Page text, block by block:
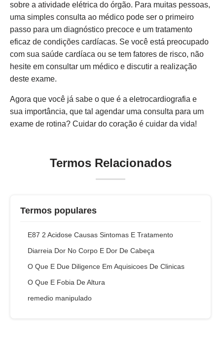
sobre a atividade elétrica do órgão. Para muitas pessoas,
uma simples consulta ao médico pode ser o primeiro
passo para um diagnóstico precoce e um tratamento
eficaz de condições cardíacas. Se você está preocupado
com sua saúde cardíaca ou se tem fatores de risco, não
hesite em consultar um médico e discutir a realização
deste exame.
Agora que você já sabe o que é a eletrocardiografia e
sua importância, que tal agendar uma consulta para um
exame de rotina? Cuidar do coração é cuidar da vida!
Termos Relacionados
Termos populares
E87 2 Acidose Causas Sintomas E Tratamento
Diarreia Dor No Corpo E Dor De Cabeça
O Que E Due Diligence Em Aquisicoes De Clinicas
O Que E Fobia De Altura
remedio manipulado